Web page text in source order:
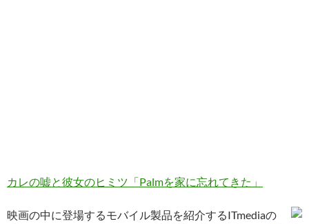
カレの嘘と彼女のヒミツ「Palmを家に忘れてきた」
映画の中に登場するモバイル製品を紹介するITmediaの